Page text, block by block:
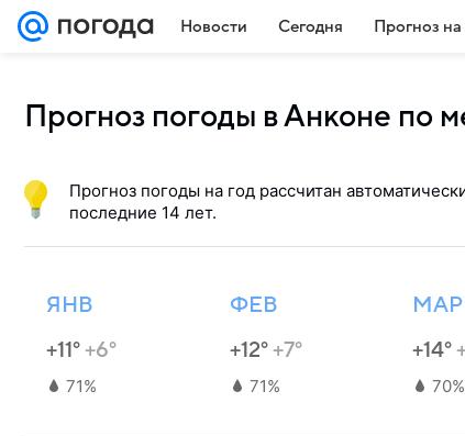
Новости Сегодня Прогноз на
Прогноз погоды в Анконе по
Прогноз погоды на год рассчитан
последние 14 лет.
ЯНВ
+11°+6°
71%
ФЕВ
+12°+7°
71%
МАР
+14°
70%